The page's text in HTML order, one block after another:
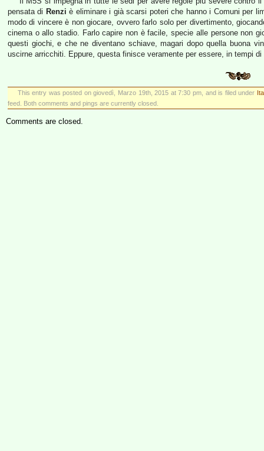
pensata di Renzi è eliminare i già scarsi poteri che hanno i Comuni per
modo di vincere è non giocare, ovvero farlo solo per divertimento,
cinema o allo stadio. Farlo capire non è facile, specie alle persone non
questi giochi, e che ne diventano schiave, magari dopo quella buona
uscirne arricchiti. Eppure, questa finisce veramente per essere, in tempi
This entry was posted on giovedì, Marzo 19th, 2015 at 7:30 pm, and is filed under
feed. Both comments and pings are currently closed.
Comments are closed.